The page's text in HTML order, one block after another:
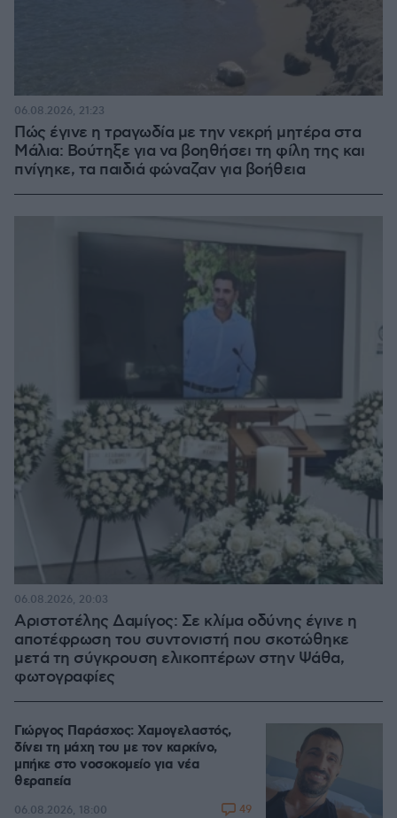
Πώς έγινε η τραγωδία με την νεκρή μητέρα στα
Μάλια: Βούτηξε για να βοηθήσει τη φίλη της και
πνίγηκε, τα παιδιά φώναζαν για βοήθεια
06.08.2026, 21:23
Αριστοτέλης Δαμίγος: Σε κλίμα οδύνης έγινε η
αποτέφρωση του συντονιστή που σκοτώθηκε
μετά τη σύγκρουση ελικοπτέρων στην Ψάθα,
φωτογραφίες
06.08.2026, 20:03
Γιώργος Παράσχος: Χαμογελαστός,
δίνει τη μάχη του με τον καρκίνο,
μπήκε στο νοσοκομείο για νέα
θεραπεία
06.08.2026, 18:00 49